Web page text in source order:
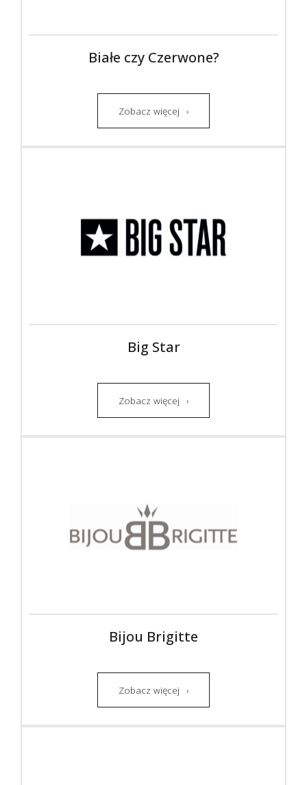
Białe czy Czerwone?
Zobacz więcej
Big Star
Zobacz więcej
Bijou Brigitte
Zobacz więcej